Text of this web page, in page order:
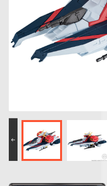
PROJECT R.E.D.・
ポケッ
つりグミ SMP